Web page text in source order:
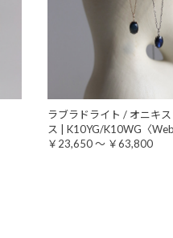
ラブラドライト / オニキ
ス | K10YG/K10WG〈Web
￥23,650 ～ ￥63,800